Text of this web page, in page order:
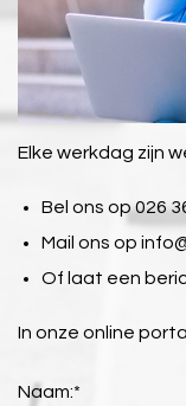
Elke werkdag zijn
Bel ons op 026
Mail ons op
Of laat een
In onze online
Naam:*